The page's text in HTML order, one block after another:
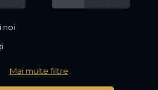
noi
Mai multe filtre